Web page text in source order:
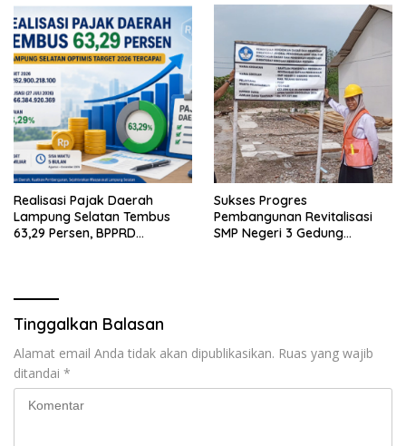
Realisasi Pajak Daerah
Lampung Selatan Tembus
63,29 Persen, BPPRD
Sukses Progres
Pembangunan Revitalisasi
SMP Negeri 3 Gedung
Tinggalkan Balasan
Alamat email Anda tidak akan dipublikasikan. Ruas yang wajib
ditandai *